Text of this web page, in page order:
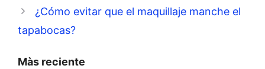
¿Cómo evitar que el maquillaje manche el
tapabocas?
Màs reciente